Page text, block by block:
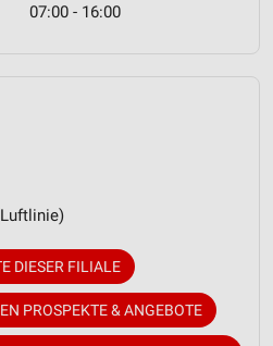
07:00 - 16:00
DIESER FILIALE
PROSPEKTE & ANGEBOTE